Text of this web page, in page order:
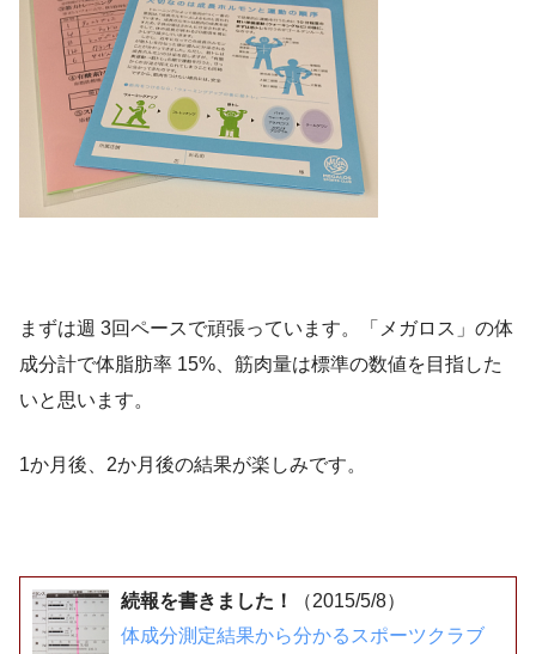
まずは週 3回ペースで頑張っています。「メガロス」の体
成分計で体脂肪率 15%、筋肉量は標準の数値を目指した
いと思います。
1か月後、2か月後の結果が楽しみです。
続報を書きました！
（2015/5/8）
体成分測定結果から分かるスポーツクラブ